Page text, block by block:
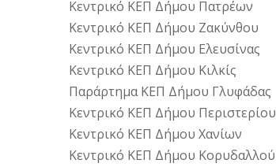
Κεντρικό ΚΕΠ Δήμου Πατρέων
Κεντρικό ΚΕΠ Δήμου Ζακύνθου
Κεντρικό ΚΕΠ Δήμου Ελευσίνας
Κεντρικό ΚΕΠ Δήμου Κιλκίς
Παράρτημα ΚΕΠ Δήμου Γλυφάδας
Κεντρικό ΚΕΠ Δήμου Περιστερίου
Κεντρικό ΚΕΠ Δήμου Χανίων
Κεντρικό ΚΕΠ Δήμου Κορυδαλλού